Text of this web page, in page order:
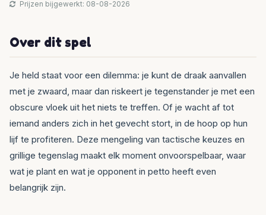
Prijzen bijgewerkt: 08-08-2026
Over dit spel
Je held staat voor een dilemma: je kunt de draak aanvallen
met je zwaard, maar dan riskeert je tegenstander je met een
obscure vloek uit het niets te treffen. Of je wacht af tot
iemand anders zich in het gevecht stort, in de hoop op hun
lijf te profiteren. Deze mengeling van tactische keuzes en
grillige tegenslag maakt elk moment onvoorspelbaar, waar
wat je plant en wat je opponent in petto heeft even
belangrijk zijn.